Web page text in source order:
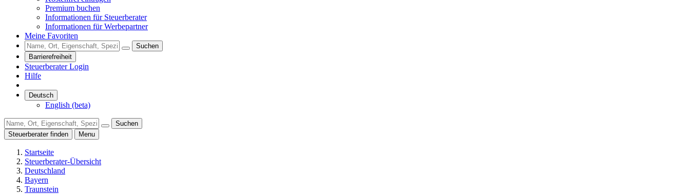
Premium buchen
Informationen für Steuerberater
Informationen für Werbepartner
Meine Favoriten
Suchen
Barrierefreiheit
Steuerberater Login
Hilfe
Deutsch
English (beta)
Suchen
Steuerberater finden
Menu
Startseite
Steuerberater-Übersicht
Deutschland
Bayern
Traunstein